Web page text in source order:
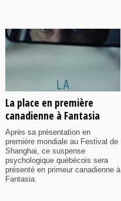
La place en première
canadienne à Fantasia
Après sa présentation en
première mondiale au Festival de
Shanghai, ce suspense
psychologique québécois sera
présenté en primeur canadienne à
Fantasia.